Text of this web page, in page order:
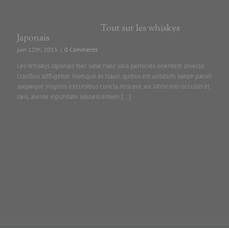
Tout sur les whiskys
Japonais
juin 12th, 2015 | 0 Comments
Les Whiskys Japonais Nec sane haec sola pernicies orientem diversis
cladibus adfligebat. Namque et Isauri, quibus est usitatum saepe pacari
saepeque inopinis excursibus cuncta miscere, ex latrociniis occultis et
raris, alente inpunitate adulescentem [...]